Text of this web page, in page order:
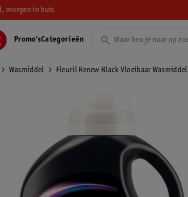
morgen in huis
Promo'sCategorieën
Wasmiddel Fleuril Renew Black Vloeibaar Wasmiddel